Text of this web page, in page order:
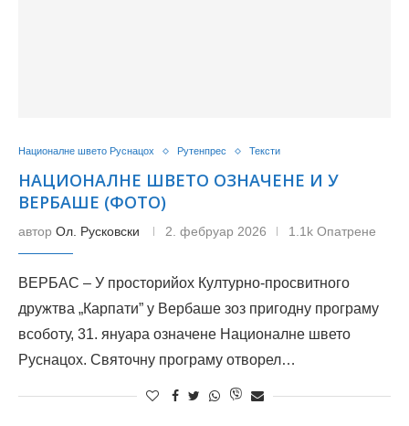
Националне швето Руснацох Рутенпрес Тексти
НАЦИОНАЛНЕ ШВЕТО ОЗНАЧЕНЕ И У
ВЕРБАШЕ (ФОТО)
автор Ол. Русковски 2. фебруар 2026 1.1k Опатрене
ВЕРБАС – У просторийох Културно-просвитного
дружтва „Карпати” у Вербаше зоз пригодну програму
всоботу, 31. януара означене Националне швето
Руснацох. Святочну програму отворел…